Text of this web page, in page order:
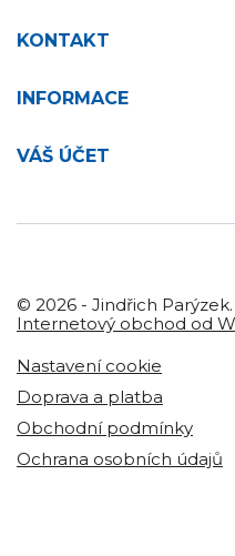
KONTAKT
INFORMACE
VÁŠ ÚČET
© 2026 - Jindřich
Internetový obchod od
Nastavení cookie
Doprava a platba
Obchodní podmínky
Ochrana osobních údajů